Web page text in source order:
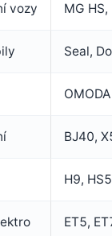
vozy MG
Seal,
BJ40,
H9,
ET5,